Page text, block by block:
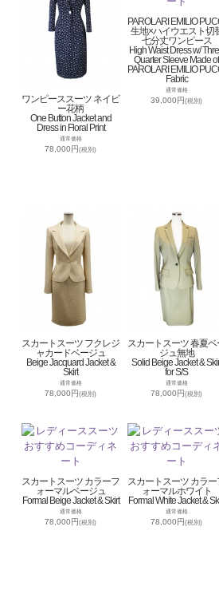
ワンピーススーツ ネイビ
ー花柄
One Button Jacket and
Dress in Floral Print
通常価格
78,000円(税別)
PAROLARI EMILIO
生地×ハイウエスト切
七分丈ワンピース
High Waist Dress w/
Quarter Sleeve Made of
PAROLARI EMILIO
Fabric
通常価格
39,000円(税別)
スカートスーツ フクレジ
ャカードベージュ
Beige Jacquard Jacket &
Skirt
通常価格
78,000円(税別)
スカートスーツ 春夏ベ
ジュ無地
Solid Beige Jacket &
for S/S
通常価格
78,000円(税別)
スカートスーツ カラーフ
ォーマルベージュ
Formal Beige Jacket & Skirt
通常価格
78,000円(税別)
スカートスーツ カラー
ォーマルホワイト
Formal White Jacket &
通常価格
78,000円(税別)